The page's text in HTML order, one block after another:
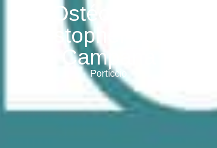
Ostéopathe
Christopher Huguet
Campana
Porticcio